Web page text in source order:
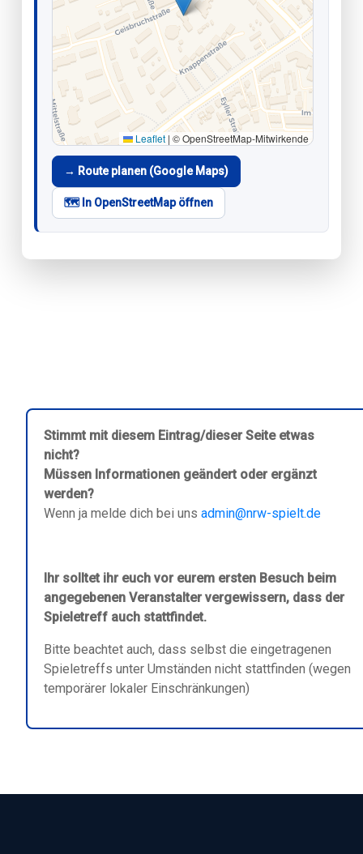
Leaflet | © OpenStreetMap-Mitwirkende
→ Route planen (Google Maps)
🗺️ In OpenStreetMap öffnen
Stimmt mit diesem Eintrag/dieser Seite etwas
nicht?
Müssen Informationen geändert oder ergänzt
werden?
Wenn ja melde dich bei uns admin@nrw-spielt.de
Ihr solltet ihr euch vor eurem ersten Besuch beim
angegebenen Veranstalter vergewissern, dass der
Spieletreff auch stattfindet.
Bitte beachtet auch, dass selbst die eingetragenen
Spieletreffs unter Umständen nicht stattfinden (wegen
temporärer lokaler Einschränkungen)